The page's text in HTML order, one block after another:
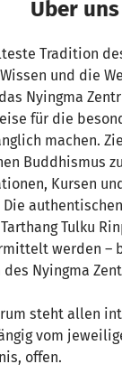
Über uns
Tradition
und die
Nyingma
für die
machen.
Buddhismus
Kursen
Tulku
werden –
Nyingma
steht allen
vom
offen.